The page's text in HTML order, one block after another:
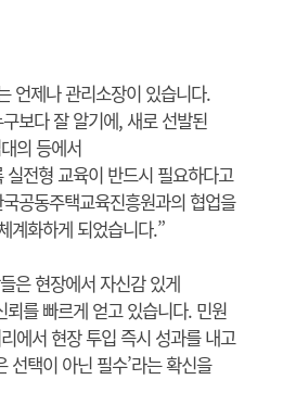
언제나 관리소장이 있습니다.
보다 잘 알기에, 새로 선발된
의 등에서
실전형 교육이 반드시 필요하다고
공동주택교육진흥원과의 협업을
계화하게 되었습니다.”
은 현장에서 자신감 있게
뢰를 빠르게 얻고 있습니다. 민원
에서 현장 투입 즉시 성과를 내고
선택이 아닌 필수’라는 확신을